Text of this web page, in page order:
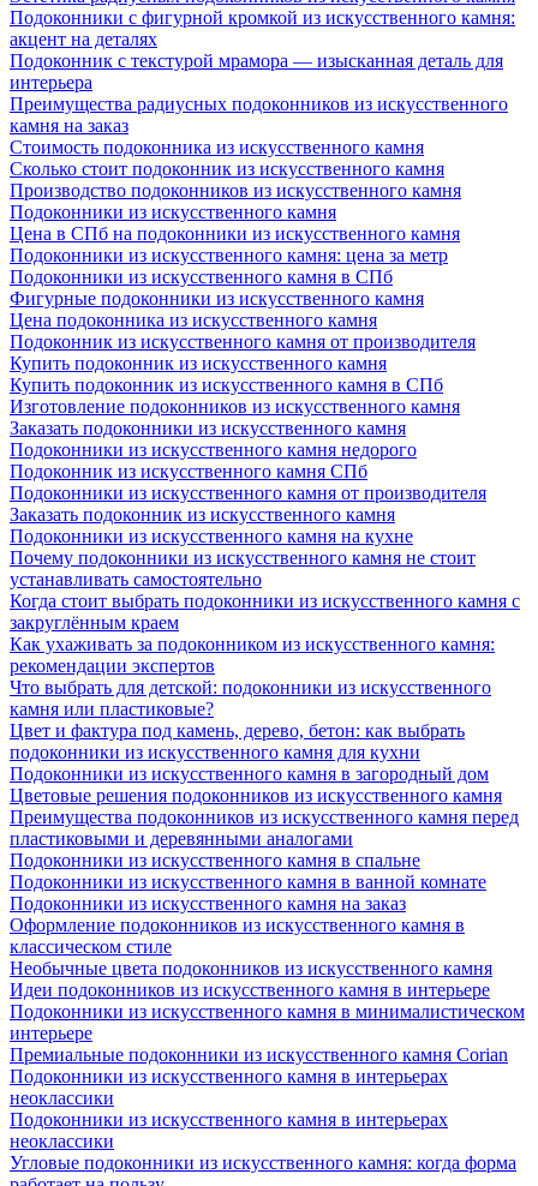
Подоконники с фигурной кромкой из искусственного камня:
акцент на деталях
Подоконник с текстурой мрамора — изысканная деталь для
интерьера
Преимущества радиусных подоконников из искусственного
камня на заказ
Стоимость подоконника из искусственного камня
Сколько стоит подоконник из искусственного камня
Производство подоконников из искусственного камня
Подоконники из искусственного камня
Цена в СПб на подоконники из искусственного камня
Подоконники из искусственного камня: цена за метр
Подоконники из искусственного камня в СПб
Фигурные подоконники из искусственного камня
Цена подоконника из искусственного камня
Подоконник из искусственного камня от производителя
Купить подоконник из искусственного камня
Купить подоконник из искусственного камня в СПб
Изготовление подоконников из искусственного камня
Заказать подоконники из искусственного камня
Подоконники из искусственного камня недорого
Подоконник из искусственного камня СПб
Подоконники из искусственного камня от производителя
Заказать подоконник из искусственного камня
Подоконники из искусственного камня на кухне
Почему подоконники из искусственного камня не стоит
устанавливать самостоятельно
Когда стоит выбрать подоконники из искусственного камня с
закруглённым краем
Как ухаживать за подоконником из искусственного камня:
рекомендации экспертов
Что выбрать для детской: подоконники из искусственного
камня или пластиковые?
Цвет и фактура под камень, дерево, бетон: как выбрать
подоконники из искусственного камня для кухни
Подоконники из искусственного камня в загородный дом
Цветовые решения подоконников из искусственного камня
Преимущества подоконников из искусственного камня перед
пластиковыми и деревянными аналогами
Подоконники из искусственного камня в спальне
Подоконники из искусственного камня в ванной комнате
Подоконники из искусственного камня на заказ
Оформление подоконников из искусственного камня в
классическом стиле
Необычные цвета подоконников из искусственного камня
Идеи подоконников из искусственного камня в интерьере
Подоконники из искусственного камня в минималистическом
интерьере
Премиальные подоконники из искусственного камня Corian
Подоконники из искусственного камня в интерьерах
неоклассики
Подоконники из искусственного камня в интерьерах
неоклассики
Угловые подоконники из искусственного камня: когда форма